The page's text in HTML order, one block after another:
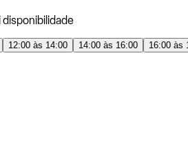
disponibilidade
12:00 às 14:00 14:00 às 16:00 16:00 às